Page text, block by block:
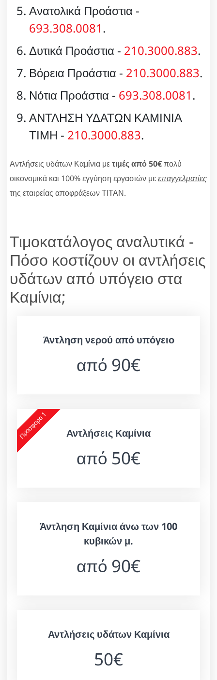
Ανατολικά Προάστια -
693.308.0081.
Δυτικά Προάστια - 210.3000.883.
Βόρεια Προάστια - 210.3000.883.
Νότια Προάστια - 693.308.0081.
ΑΝΤΛΗΣΗ ΥΔΑΤΩΝ ΚΑΜΙΝΙΑ
ΤΙΜΗ - 210.3000.883.
Αντλήσεις υδάτων Καμίνια μετιμές από 50€πολύ
οικονομικά και 100% εγγύηση εργασιών μεεπαγγελματίες
της εταιρείας αποφράξεων ΤΙΤΑΝ.
Τιμοκατάλογος αναλυτικά -
Πόσο κοστίζουν οι αντλήσεις
υδάτων από υπόγειο στα
Καμίνια;
Άντληση νερού από υπόγειο
από 90€
Προσφορά 1 Αντλήσεις Καμίνια
από 50€
Άντληση Καμίνια άνω των 100
κυβικών μ.
από 90€
Αντλήσεις υδάτων Καμίνια
50€